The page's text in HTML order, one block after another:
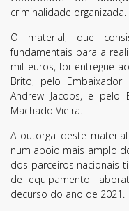
criminalidade organizada.
O material, que
fundamentais para a
mil euros, foi entregue
Brito, pelo Embaixador
Andrew Jacobs, e pelo
Machado Vieira.
A outorga deste
num apoio mais amplo
dos parceiros nacionais
de equipamento
decurso do ano de 2021.